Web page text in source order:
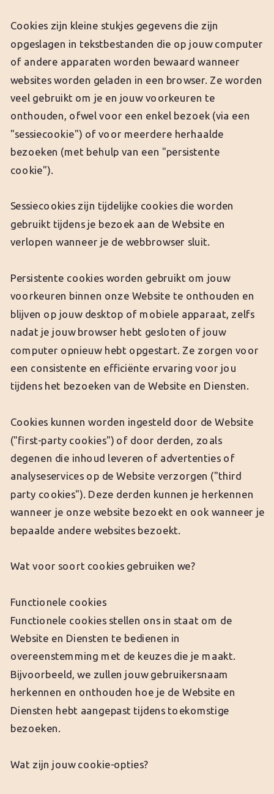
Cookies zijn kleine stukjes gegevens die zijn
opgeslagen in tekstbestanden die op jouw computer
of andere apparaten worden bewaard wanneer
websites worden geladen in een browser. Ze worden
veel gebruikt om je en jouw voorkeuren te
onthouden, ofwel voor een enkel bezoek (via een
"sessiecookie") of voor meerdere herhaalde
bezoeken (met behulp van een "persistente
cookie").
Sessiecookies zijn tijdelijke cookies die worden
gebruikt tijdens je bezoek aan de Website en
verlopen wanneer je de webbrowser sluit.
Persistente cookies worden gebruikt om jouw
voorkeuren binnen onze Website te onthouden en
blijven op jouw desktop of mobiele apparaat, zelfs
nadat je jouw browser hebt gesloten of jouw
computer opnieuw hebt opgestart. Ze zorgen voor
een consistente en efficiënte ervaring voor jou
tijdens het bezoeken van de Website en Diensten.
Cookies kunnen worden ingesteld door de Website
("first-party cookies") of door derden, zoals
degenen die inhoud leveren of advertenties of
analyseservices op de Website verzorgen ("third
party cookies"). Deze derden kunnen je herkennen
wanneer je onze website bezoekt en ook wanneer je
bepaalde andere websites bezoekt.
Wat voor soort cookies gebruiken we?
Functionele cookies
Functionele cookies stellen ons in staat om de
Website en Diensten te bedienen in
overeenstemming met de keuzes die je maakt.
Bijvoorbeeld, we zullen jouw gebruikersnaam
herkennen en onthouden hoe je de Website en
Diensten hebt aangepast tijdens toekomstige
bezoeken.
Wat zijn jouw cookie-opties?